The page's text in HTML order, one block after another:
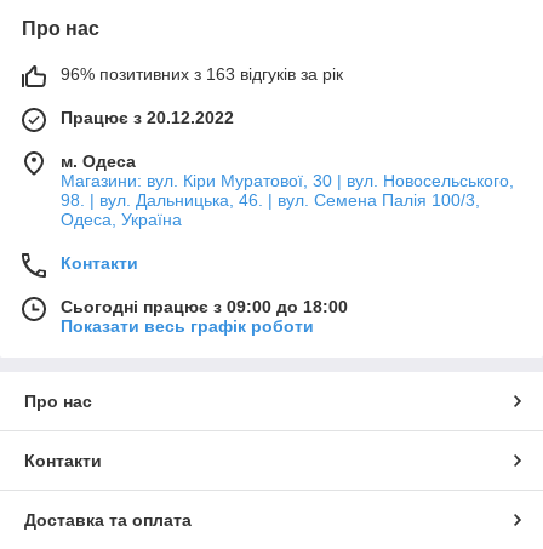
Про нас
96% позитивних з 163 відгуків за рік
Працює з 20.12.2022
м. Одеса
Магазини: вул. Кіри Муратової, 30 | вул. Новосельського,
98. | вул. Дальницька, 46. | вул. Семена Палія 100/3,
Одеса, Україна
Контакти
Сьогодні працює з 09:00 до 18:00
Показати весь графік роботи
Про нас
Контакти
Доставка та оплата